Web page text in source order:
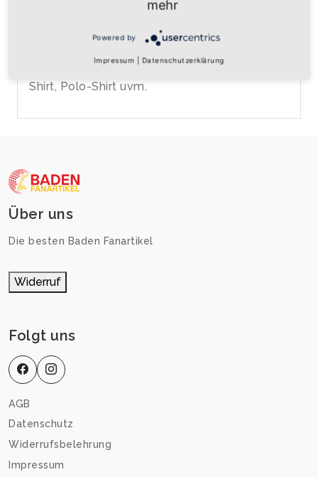
mit starkem Magnet auf der Rückseite
zum Anbringen an ein Textil wie Hemd, T-
Shirt, Polo-Shirt uvm.
Über uns
Die besten Baden Fanartikel
Widerruf
Folgt uns
AGB
Datenschutz
Widerrufsbelehrung
Impressum
mehr
Powered by
Impressum Datenschutzerklärung